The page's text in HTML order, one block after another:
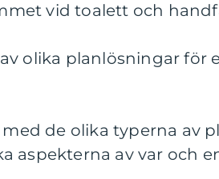
vid toalett och
olika planlösningar för
de olika typerna av
aspekterna av var och